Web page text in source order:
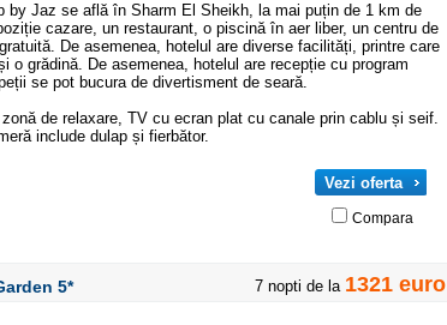
by Jaz se află în Sharm El Sheikh, la mai puțin de 1 km de
cazare, un restaurant, o piscină în aer liber, un centru de
De asemenea, hotelul are diverse facilități, printre care
o grădină. De asemenea, hotelul are recepție cu program
se pot bucura de divertisment de seară.
de relaxare, TV cu ecran plat cu canale prin cablu și seif.
include dulap și fierbător.
Vezi oferta
Compara
5* 7 nopti de la 1321 euro